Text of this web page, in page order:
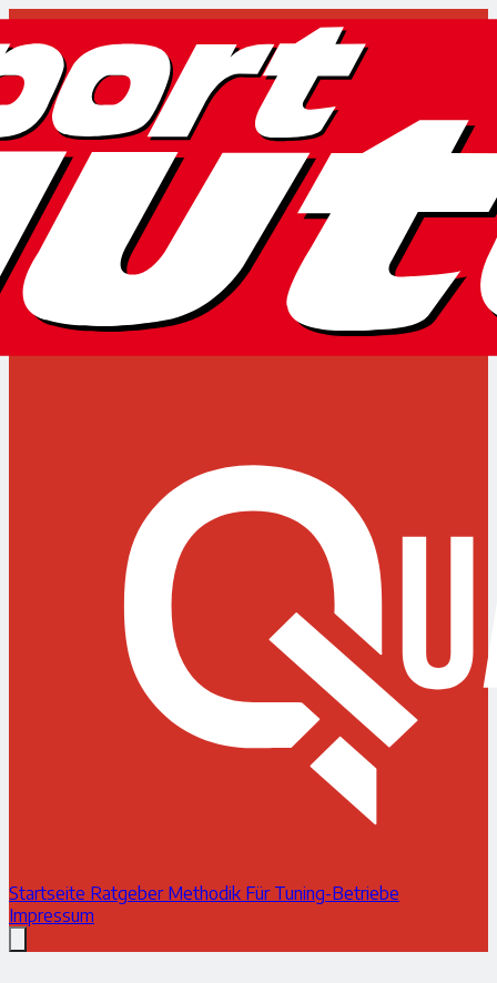
Startseite Ratgeber Methodik Für Tuning-Betriebe
Impressum